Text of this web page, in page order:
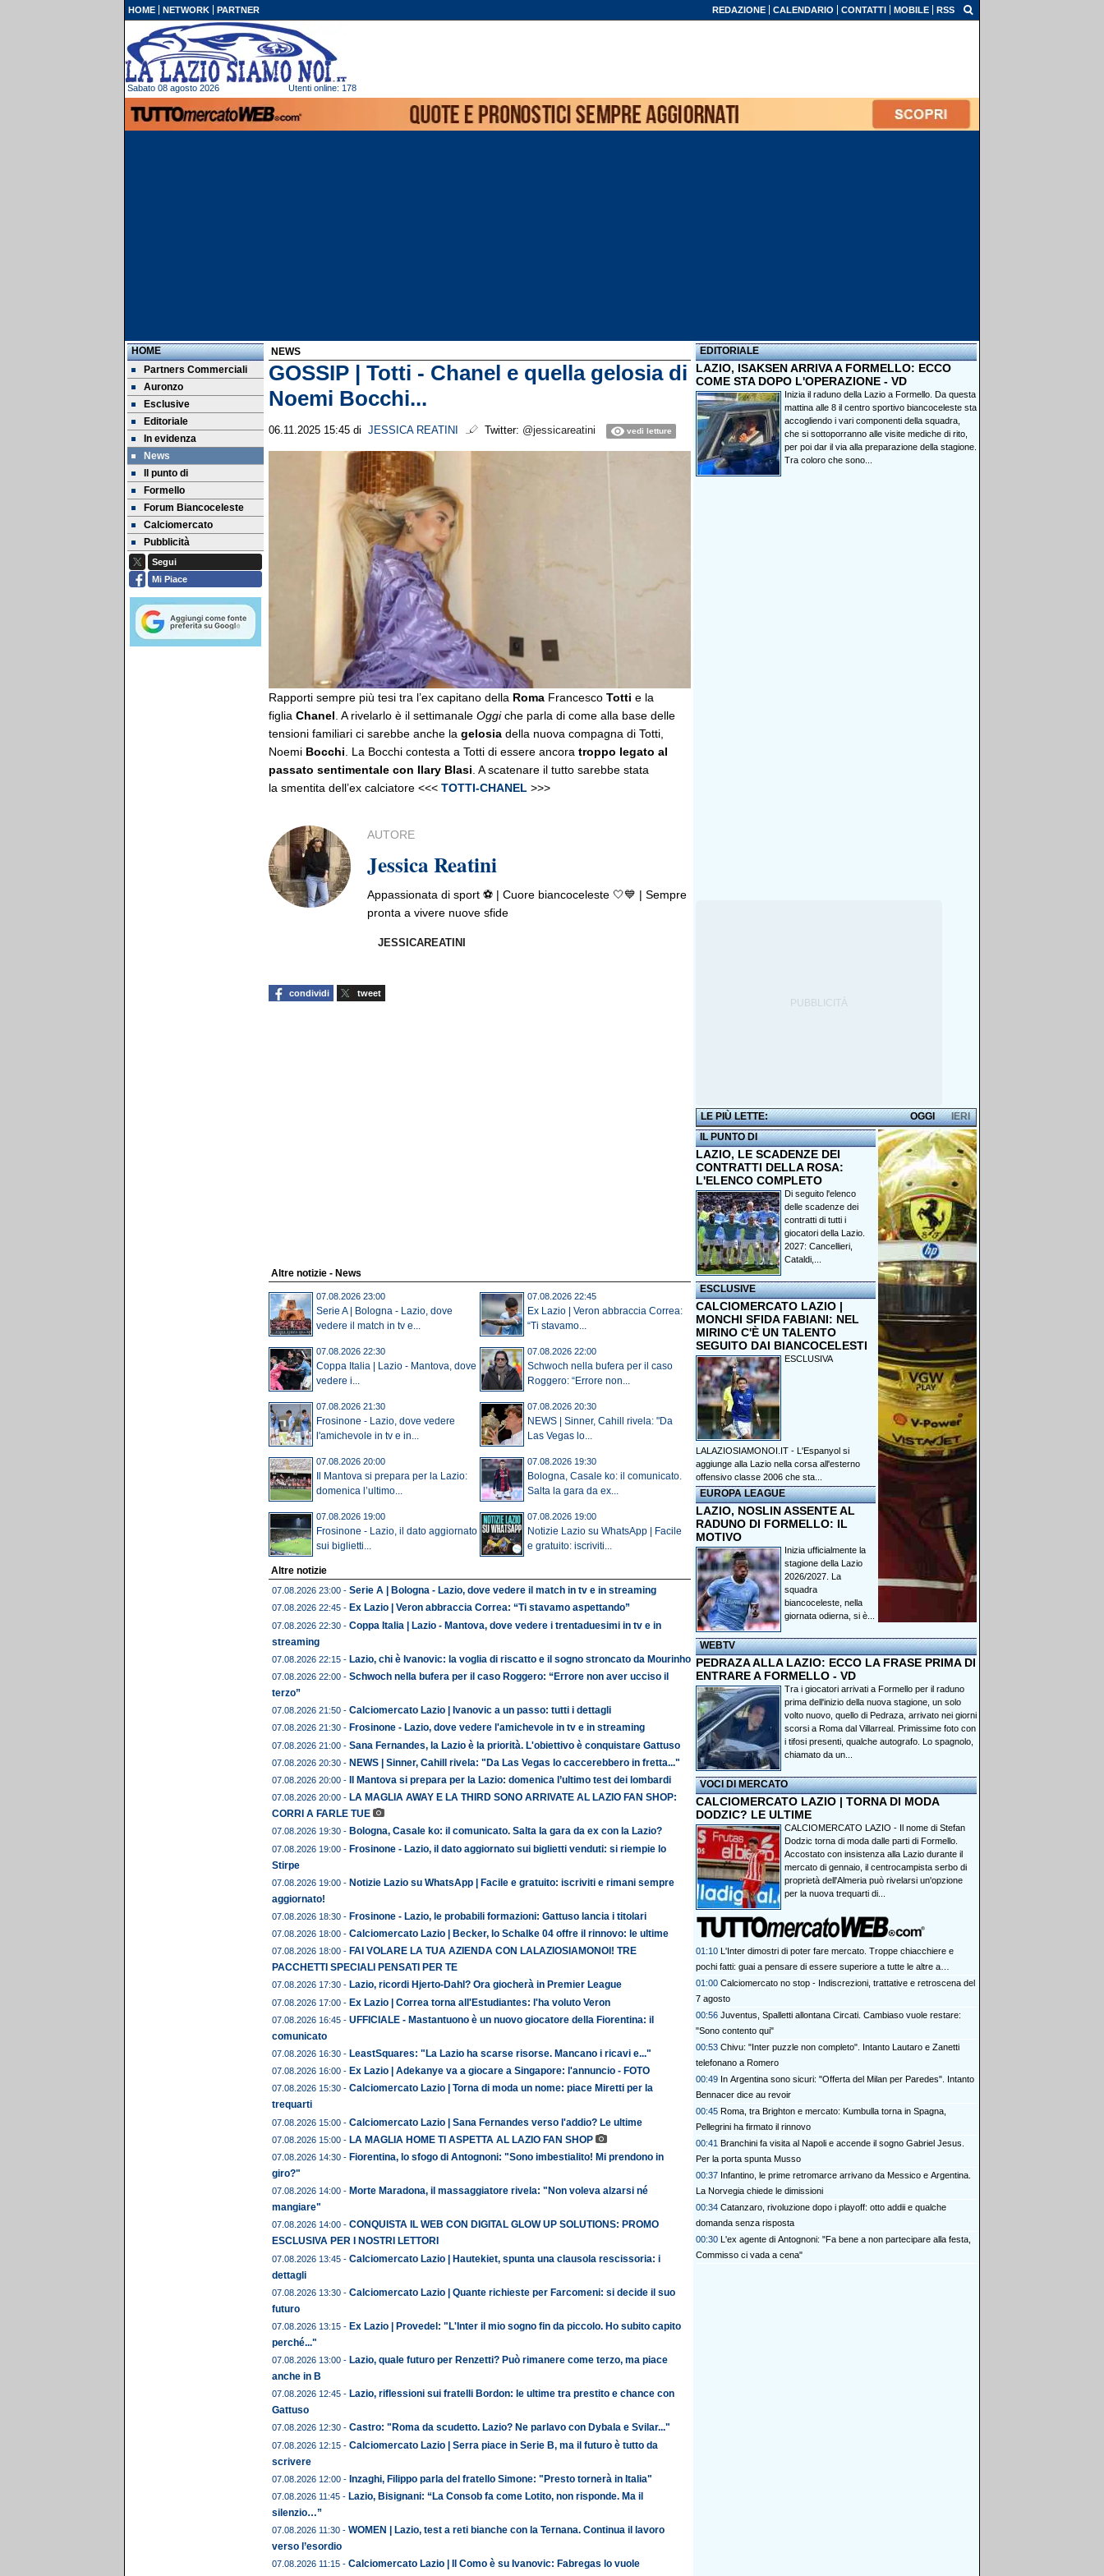
HOME NETWORK PARTNER REDAZIONE CALENDARIO CONTATTI MOBILE RSS
Sabato 08 agosto 2026 Utenti online: 178
HOME
Partners Commerciali
Auronzo
Esclusive
Editoriale
In evidenza
News
Il punto di
Formello
Forum Biancoceleste
Calciomercato
Pubblicità
Segui
Mi Piace
NEWS
GOSSIP | Totti - Chanel e quella gelosia di
Noemi Bocchi...
06.11.2025 15:45 di JESSICA REATINI Twitter: @jessicareatini vedi letture
Rapporti sempre più tesi tra l’ex capitano della Roma Francesco Totti e la
figlia Chanel . A rivelarlo è il settimanale Oggiche parla di come alla base delle
tensioni familiari ci sarebbe anche la gelosia della nuova compagna di Totti,
Noemi Bocchi . La Bocchi contesta a Totti di essere ancora troppo legato al
passato sentimentale con Ilary Blasi . A scatenare il tutto sarebbe stata
la smentita dell’ex calciatore <<< TOTTI-CHANEL >>>
AUTORE
Jessica Reatini
Appassionata di sport ⚽️ | Cuore biancoceleste 🤍💙 | Sempre
pronta a vivere nuove sfide
JESSICAREATINI
condividi tweet
Altre notizie - News
07.08.2026 23:00
Serie A | Bologna - Lazio, dove
vedere il match in tv e...
07.08.2026 22:45
Ex Lazio | Veron abbraccia Correa:
“Ti stavamo...
07.08.2026 22:30
Coppa Italia | Lazio - Mantova, dove
vedere i...
07.08.2026 22:00
Schwoch nella bufera per il caso
Roggero: “Errore non...
07.08.2026 21:30
Frosinone - Lazio, dove vedere
l'amichevole in tv e in...
07.08.2026 20:30
NEWS | Sinner, Cahill rivela: "Da
Las Vegas lo...
07.08.2026 20:00
Il Mantova si prepara per la Lazio:
domenica l’ultimo...
07.08.2026 19:30
Bologna, Casale ko: il comunicato.
Salta la gara da ex...
07.08.2026 19:00
Frosinone - Lazio, il dato aggiornato
sui biglietti...
07.08.2026 19:00
Notizie Lazio su WhatsApp | Facile
e gratuito: iscriviti...
Altre notizie
07.08.2026 23:00 - Serie A | Bologna - Lazio, dove vedere il match in tv e in streaming
07.08.2026 22:45 - Ex Lazio | Veron abbraccia Correa: “Ti stavamo aspettando”
07.08.2026 22:30 - Coppa Italia | Lazio - Mantova, dove vedere i trentaduesimi in tv e in
streaming
07.08.2026 22:15 - Lazio, chi è Ivanovic: la voglia di riscatto e il sogno stroncato da Mourinho
07.08.2026 22:00 - Schwoch nella bufera per il caso Roggero: “Errore non aver ucciso il
terzo”
07.08.2026 21:50 - Calciomercato Lazio | Ivanovic a un passo: tutti i dettagli
07.08.2026 21:30 - Frosinone - Lazio, dove vedere l'amichevole in tv e in streaming
07.08.2026 21:00 - Sana Fernandes, la Lazio è la priorità. L'obiettivo è conquistare Gattuso
07.08.2026 20:30 - NEWS | Sinner, Cahill rivela: "Da Las Vegas lo caccerebbero in fretta..."
07.08.2026 20:00 - Il Mantova si prepara per la Lazio: domenica l’ultimo test dei lombardi
07.08.2026 20:00 - LA MAGLIA AWAY E LA THIRD SONO ARRIVATE AL LAZIO FAN SHOP:
CORRI A FARLE TUE
07.08.2026 19:30 - Bologna, Casale ko: il comunicato. Salta la gara da ex con la Lazio?
07.08.2026 19:00 - Frosinone - Lazio, il dato aggiornato sui biglietti venduti: si riempie lo
Stirpe
07.08.2026 19:00 - Notizie Lazio su WhatsApp | Facile e gratuito: iscriviti e rimani sempre
aggiornato!
07.08.2026 18:30 - Frosinone - Lazio, le probabili formazioni: Gattuso lancia i titolari
07.08.2026 18:00 - Calciomercato Lazio | Becker, lo Schalke 04 offre il rinnovo: le ultime
07.08.2026 18:00 - FAI VOLARE LA TUA AZIENDA CON LALAZIOSIAMONOI! TRE
PACCHETTI SPECIALI PENSATI PER TE
07.08.2026 17:30 - Lazio, ricordi Hjerto-Dahl? Ora giocherà in Premier League
07.08.2026 17:00 - Ex Lazio | Correa torna all'Estudiantes: l'ha voluto Veron
07.08.2026 16:45 - UFFICIALE - Mastantuono è un nuovo giocatore della Fiorentina: il
comunicato
07.08.2026 16:30 - LeastSquares: "La Lazio ha scarse risorse. Mancano i ricavi e..."
07.08.2026 16:00 - Ex Lazio | Adekanye va a giocare a Singapore: l'annuncio - FOTO
07.08.2026 15:30 - Calciomercato Lazio | Torna di moda un nome: piace Miretti per la
trequarti
07.08.2026 15:00 - Calciomercato Lazio | Sana Fernandes verso l'addio? Le ultime
07.08.2026 15:00 - LA MAGLIA HOME TI ASPETTA AL LAZIO FAN SHOP
07.08.2026 14:30 - Fiorentina, lo sfogo di Antognoni: "Sono imbestialito! Mi prendono in
giro?"
07.08.2026 14:00 - Morte Maradona, il massaggiatore rivela: "Non voleva alzarsi né
mangiare"
07.08.2026 14:00 - CONQUISTA IL WEB CON DIGITAL GLOW UP SOLUTIONS: PROMO
ESCLUSIVA PER I NOSTRI LETTORI
07.08.2026 13:45 - Calciomercato Lazio | Hautekiet, spunta una clausola rescissoria: i
dettagli
07.08.2026 13:30 - Calciomercato Lazio | Quante richieste per Farcomeni: si decide il suo
futuro
07.08.2026 13:15 - Ex Lazio | Provedel: "L'Inter il mio sogno fin da piccolo. Ho subito capito
perché..."
07.08.2026 13:00 - Lazio, quale futuro per Renzetti? Può rimanere come terzo, ma piace
anche in B
07.08.2026 12:45 - Lazio, riflessioni sui fratelli Bordon: le ultime tra prestito e chance con
Gattuso
07.08.2026 12:30 - Castro: "Roma da scudetto. Lazio? Ne parlavo con Dybala e Svilar..."
07.08.2026 12:15 - Calciomercato Lazio | Serra piace in Serie B, ma il futuro è tutto da
scrivere
07.08.2026 12:00 - Inzaghi, Filippo parla del fratello Simone: "Presto tornerà in Italia"
07.08.2026 11:45 - Lazio, Bisignani: “La Consob fa come Lotito, non risponde. Ma il
silenzio…”
07.08.2026 11:30 - WOMEN | Lazio, test a reti bianche con la Ternana. Continua il lavoro
verso l’esordio
07.08.2026 11:15 - Calciomercato Lazio | Il Como è su Ivanovic: Fabregas lo vuole
EDITORIALE
LAZIO, ISAKSEN ARRIVA A FORMELLO: ECCO
COME STA DOPO L'OPERAZIONE - VD
Inizia il raduno della Lazio a Formello. Da questa
mattina alle 8 il centro sportivo biancoceleste sta
accogliendo i vari componenti della squadra,
che si sottoporranno alle visite mediche di rito,
per poi dar il via alla preparazione della stagione.
Tra coloro che sono...
LE PIÙ LETTE: IERI
OGGI
IL PUNTO DI
LAZIO, LE SCADENZE DEI
CONTRATTI DELLA ROSA:
L'ELENCO COMPLETO
Di seguito l'elenco
delle scadenze dei
contratti di tutti i
giocatori della Lazio.
2027: Cancellieri,
Cataldi,...
ESCLUSIVE
CALCIOMERCATO LAZIO |
MONCHI SFIDA FABIANI: NEL
MIRINO C'È UN TALENTO
SEGUITO DAI BIANCOCELESTI
ESCLUSIVA
LALAZIOSIAMONOI.IT - L'Espanyol si
aggiunge alla Lazio nella corsa all'esterno
offensivo classe 2006 che sta...
EUROPA LEAGUE
LAZIO, NOSLIN ASSENTE AL
RADUNO DI FORMELLO: IL
MOTIVO
Inizia ufficialmente la
stagione della Lazio
2026/2027. La
squadra
biancoceleste, nella
giornata odierna, si è...
WEBTV
PEDRAZA ALLA LAZIO: ECCO LA FRASE PRIMA DI
ENTRARE A FORMELLO - VD
Tra i giocatori arrivati a Formello per il raduno
prima dell'inizio della nuova stagione, un solo
volto nuovo, quello di Pedraza, arrivato nei giorni
scorsi a Roma dal Villarreal. Primissime foto con
i tifosi presenti, qualche autografo. Lo spagnolo,
chiamato da un...
VOCI DI MERCATO
CALCIOMERCATO LAZIO | TORNA DI MODA
DODZIC? LE ULTIME
CALCIOMERCATO LAZIO - Il nome di Stefan
Dodzic torna di moda dalle parti di Formello.
Accostato con insistenza alla Lazio durante il
mercato di gennaio, il centrocampista serbo di
proprietà dell'Almeria può rivelarsi un'opzione
per la nuova trequarti di...
01:10 L'Inter dimostri di poter fare mercato. Troppe chiacchiere e
pochi fatti: guai a pensare di essere superiore a tutte le altre a
prescindere. Juve, il portiere può diventare un "problema". Milan-Leao,
serve una decisione netta
01:00 Calciomercato no stop - Indiscrezioni, trattative e retroscena del
7 agosto
00:56 Juventus, Spalletti allontana Circati. Cambiaso vuole restare:
"Sono contento qui"
00:53 Chivu: "Inter puzzle non completo". Intanto Lautaro e Zanetti
telefonano a Romero
00:49 In Argentina sono sicuri: "Offerta del Milan per Paredes". Intanto
Bennacer dice au revoir
00:45 Roma, tra Brighton e mercato: Kumbulla torna in Spagna,
Pellegrini ha firmato il rinnovo
00:41 Branchini fa visita al Napoli e accende il sogno Gabriel Jesus.
Per la porta spunta Musso
00:37 Infantino, le prime retromarce arrivano da Messico e Argentina.
La Norvegia chiede le dimissioni
00:34 Catanzaro, rivoluzione dopo i playoff: otto addii e qualche
domanda senza risposta
00:30 L'ex agente di Antognoni: "Fa bene a non partecipare alla festa,
Commisso ci vada a cena"